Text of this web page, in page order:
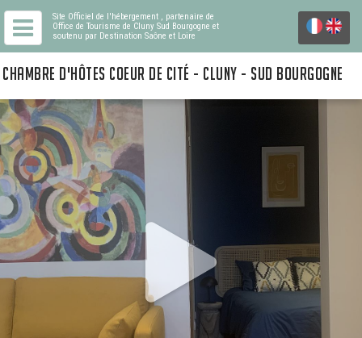
Site Officiel de l'hébergement , partenaire de
Office de Tourisme de Cluny Sud Bourgogne et
soutenu par Destination Saône et Loire
CHAMBRE D'HÔTES COEUR DE CITÉ - CLUNY - SUD BOURGOGNE